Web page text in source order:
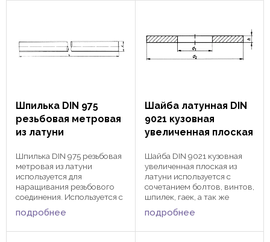
Шпилька DIN 975
резьбовая метровая
из латуни
Шпилька DIN 975 резьбовая
метровая из латуни
используется для
наращивания резьбового
соединения. Используется с
сочетанием с шайбами и
гайками различного типа.
подробнее
Шайба латунная DIN
9021 кузовная
увеличенная плоская
Шайба DIN 9021 кузовная
увеличенная плоская из
латуни используется с
сочетанием болтов, винтов,
шпилек, гаек, а так же
шурупов из латуни.
Благодаря более
подробнее